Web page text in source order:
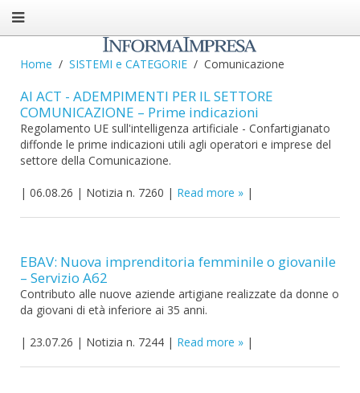
Home SISTEMI e CATEGORIE Comunicazione
AI ACT - ADEMPIMENTI PER IL SETTORE
COMUNICAZIONE – Prime indicazioni
Regolamento UE sull'intelligenza artificiale - Confartigianato
diffonde le prime indicazioni utili agli operatori e imprese del
settore della Comunicazione.
| 06.08.26 | Notizia n. 7260 | Read more |
EBAV: Nuova imprenditoria femminile o giovanile
– Servizio A62
Contributo alle nuove aziende artigiane realizzate da donne o
da giovani di età inferiore ai 35 anni.
| 23.07.26 | Notizia n. 7244 | Read more |